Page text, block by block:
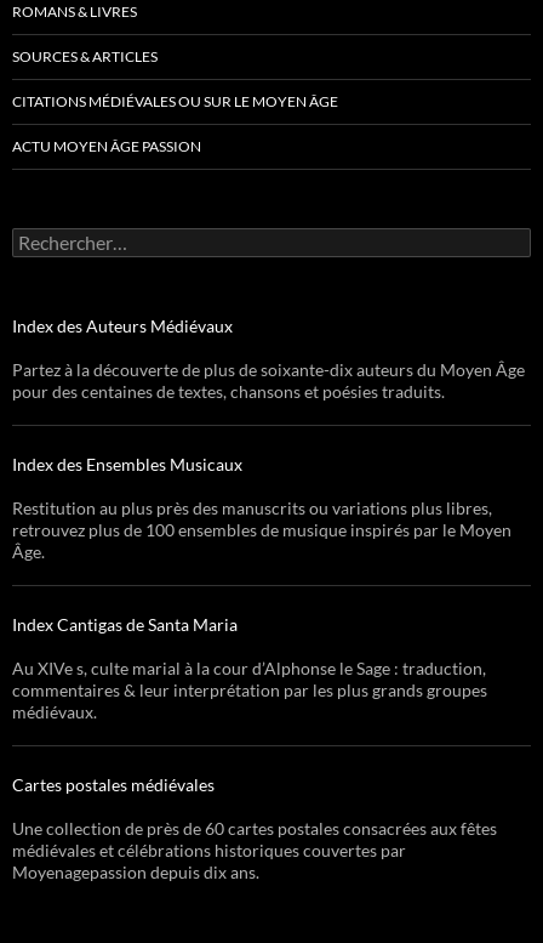
ROMANS & LIVRES
SOURCES & ARTICLES
CITATIONS MÉDIÉVALES OU SUR LE MOYEN ÂGE
ACTU MOYEN ÂGE PASSION
Rechercher :
Index des Auteurs Médiévaux
Partez à la découverte de plus de soixante-dix auteurs du Moyen Âge
pour des centaines de textes, chansons et poésies traduits.
Index des Ensembles Musicaux
Restitution au plus près des manuscrits ou variations plus libres,
retrouvez plus de 100 ensembles de musique inspirés par le Moyen
Âge.
Index Cantigas de Santa Maria
Au XIVe s, culte marial à la cour d’Alphonse le Sage : traduction,
commentaires & leur interprétation par les plus grands groupes
médiévaux.
Cartes postales médiévales
Une collection de près de 60 cartes postales consacrées aux fêtes
médiévales et célébrations historiques couvertes par
Moyenagepassion depuis dix ans.